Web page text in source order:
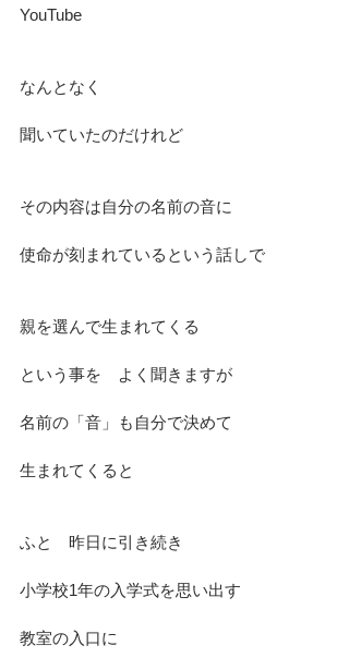
YouTube
なんとなく
聞いていたのだけれど
その内容は自分の名前の音に
使命が刻まれているという話しで
親を選んで生まれてくる
という事を　よく聞きますが
名前の「音」も自分で決めて
生まれてくると
ふと　昨日に引き続き
小学校1年の入学式を思い出す
教室の入口に